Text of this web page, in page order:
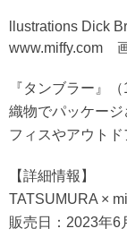
llustrations Dick
www.miffy.com
『タンブラー』
織物でパッケー
フィスやアウトド
【詳細情報】
TATSUMURA ×
販売日：2023年6